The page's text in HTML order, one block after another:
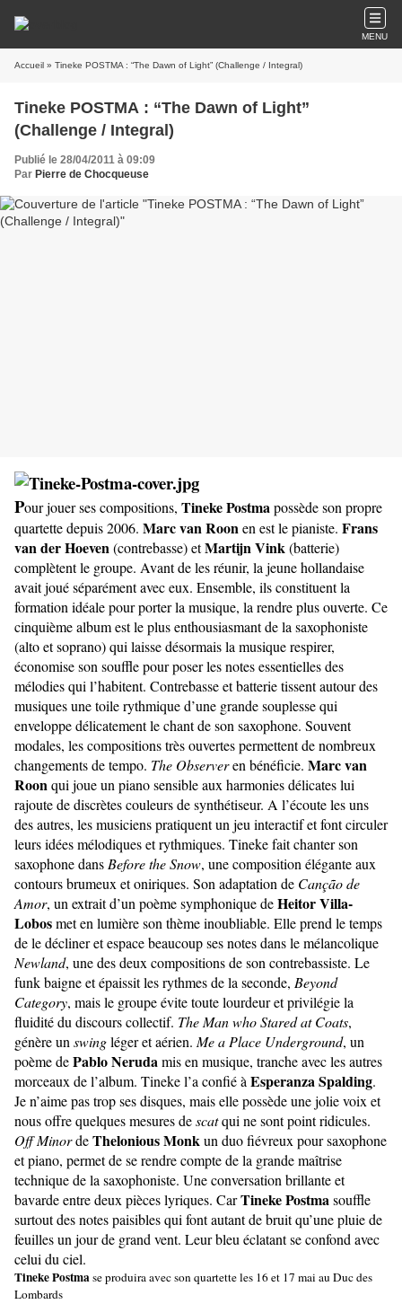
MENU
Accueil » Tineke POSTMA : “The Dawn of Light” (Challenge / Integral)
Tineke POSTMA : “The Dawn of Light”
(Challenge / Integral)
Publié le 28/04/2011 à 09:09
Par Pierre de Chocqueuse
Pour jouer ses compositions, Tineke Postmapossède son propre
quartette depuis 2006. Marc van Roonen est le pianiste. Frans
van der Hoeven(contrebasse) etMartijn Vink(batterie)
complètent le groupe. Avant de les réunir, la jeune hollandaise
avait joué séparément avec eux. Ensemble, ils constituent la
formation idéale pour porter la musique, la rendre plus ouverte. Ce
cinquième album est le plus enthousiasmant de la saxophoniste
(alto et soprano) qui laisse désormais la musique respirer,
économise son souffle pour poser les notes essentielles des
mélodies qui l’habitent. Contrebasse et batterie tissent autour des
musiques une toile rythmique d’une grande souplesse qui
enveloppe délicatement le chant de son saxophone. Souvent
modales, les compositions très ouvertes permettent de nombreux
changements de tempo. The Observeren bénéficie. Marc van
Roonqui joue un piano sensible aux harmonies délicates lui
rajoute de discrètes couleurs de synthétiseur. A l’écoute les uns
des autres, les musiciens pratiquent un jeu interactif et font circuler
leurs idées mélodiques et rythmiques. Tineke fait chanter son
saxophone dans Before the Snow, une composition élégante aux
contours brumeux et oniriques. Son adaptation de Canção de
Amor, un extrait d’un poème symphonique deHeitor Villa-
Lobosmet en lumière son thème inoubliable. Elle prend le temps
de le décliner et espace beaucoup ses notes dans le mélancolique
Newland, une des deux compositions de son contrebassiste. Le
funk baigne et épaissit les rythmes de la seconde, Beyond
Category, mais le groupe évite toute lourdeur et privilégie la
fluidité du discours collectif. The Man who Stared at Coats,
génère un swingléger et aérien. Me a Place Underground, un
poème dePablo Nerudamis en musique, tranche avec les autres
morceaux de l’album. Tineke l’a confié à Esperanza Spalding.
Je n’aime pas trop ses disques, mais elle possède une jolie voix et
nous offre quelques mesures descatqui ne sont point ridicules.
Off MinordeThelonious Monkun duo fiévreux pour saxophone
et piano, permet de se rendre compte de la grande maîtrise
technique de la saxophoniste. Une conversation brillante et
bavarde entre deux pièces lyriques. CarTineke Postmasouffle
surtout des notes paisibles qui font autant de bruit qu’une pluie de
feuilles un jour de grand vent. Leur bleu éclatant se confond avec
celui du ciel.
Tineke Postmase produira avec son quartette les 16 et 17 mai au Duc des
Lombards